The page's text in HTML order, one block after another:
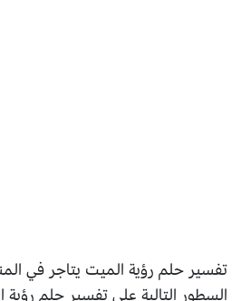
تفسير حلم رؤية الميت يتاجر في
السطور التالية على تفسير حلم رؤية